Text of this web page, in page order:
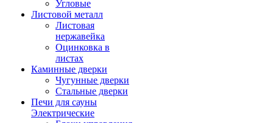
Угловые
Листовой металл
Листовая
нержавейка
Оцинковка в
листах
Каминные дверки
Чугунные дверки
Стальные дверки
Печи для сауны
Электрические